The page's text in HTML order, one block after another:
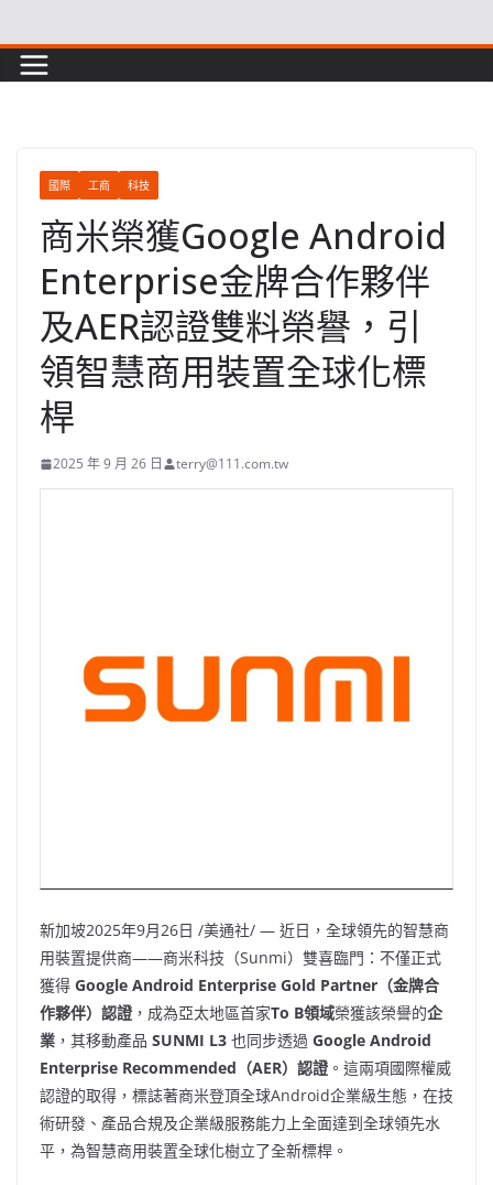
to
content
國際 工商 科技
商米榮獲Google Android
Enterprise金牌合作夥伴
及AER認證雙料榮譽，引
領智慧商用裝置全球化標
桿
2025 年 9 月 26 日 terry@111.com.tw
新加坡2025年9月26日 /美通社/ — 近日，全球領先的智慧商
用裝置提供商——商米科技（Sunmi）雙喜臨門：不僅正式
獲得 Google Android Enterprise Gold Partner（金牌合
作夥伴）認證 ，成為亞太地區首家To B領域榮獲該榮譽的企
業 ，其移動產品 SUNMI L3 也同步透過 Google Android
Enterprise Recommended（AER）認證 。這兩項國際權威
認證的取得，標誌著商米登頂全球Android企業級生態，在技
術研發、產品合規及企業級服務能力上全面達到全球領先水
平，為智慧商用裝置全球化樹立了全新標桿。